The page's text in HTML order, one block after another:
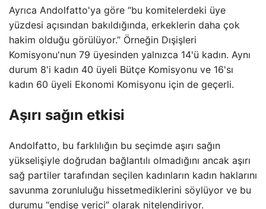
Ayrıca Andolfatto'ya göre “bu komitelerdeki üye
yüzdesi açısından bakıldığında, erkeklerin daha çok
hakim olduğu görülüyor.” Örneğin Dışişleri
Komisyonu'nun 79 üyesinden yalnızca 14'ü kadın. Aynı
durum 8'i kadın 40 üyeli Bütçe Komisyonu ve 16'sı
kadın 60 üyeli Ekonomi Komisyonu için de geçerli.
Aşırı sağın etkisi
Andolfatto, bu farklılığın bu seçimde aşırı sağın
yükselişiyle doğrudan bağlantılı olmadığını ancak aşırı
sağ partiler tarafından seçilen kadınların kadın haklarını
savunma zorunluluğu hissetmediklerini söylüyor ve bu
durumu “endişe verici” olarak nitelendiriyor.